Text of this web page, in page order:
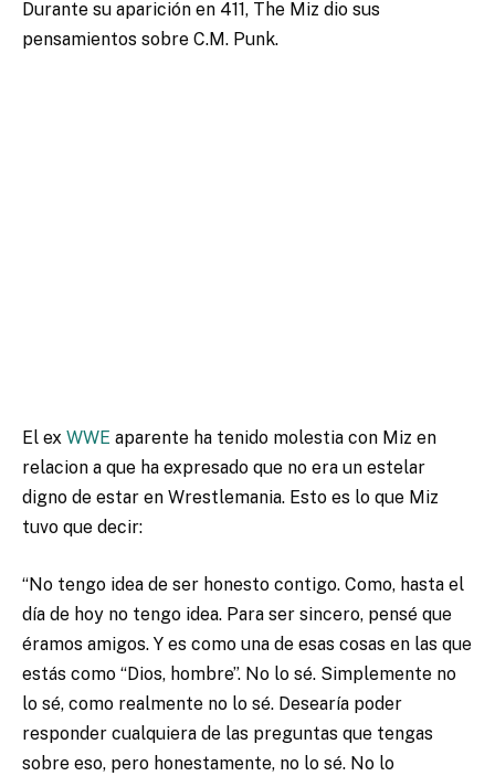
Durante su aparición en 411, The Miz dio sus
pensamientos sobre C.M. Punk.
El ex WWE aparente ha tenido molestia con Miz en
relacion a que ha expresado que no era un estelar
digno de estar en Wrestlemania. Esto es lo que Miz
tuvo que decir:
“No tengo idea de ser honesto contigo. Como, hasta el
día de hoy no tengo idea. Para ser sincero, pensé que
éramos amigos. Y es como una de esas cosas en las que
estás como “Dios, hombre”. No lo sé. Simplemente no
lo sé, como realmente no lo sé. Desearía poder
responder cualquiera de las preguntas que tengas
sobre eso, pero honestamente, no lo sé. No lo